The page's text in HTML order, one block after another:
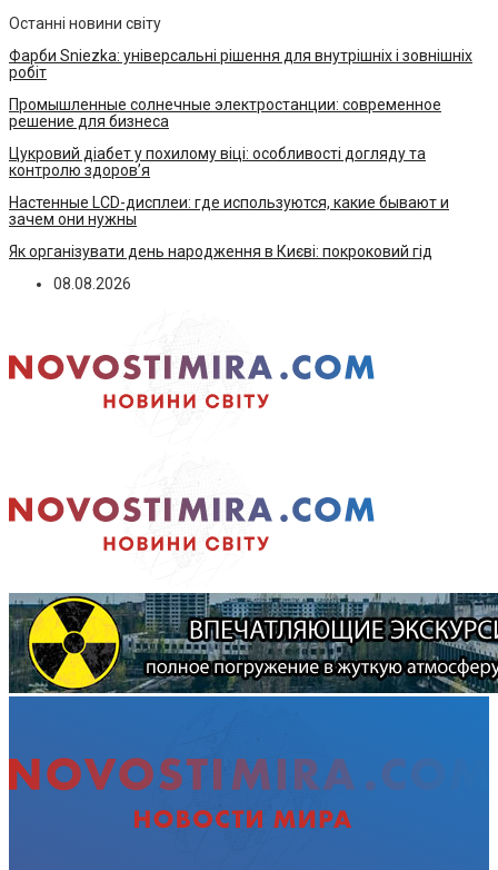
Останні новини світу
Фарби Sniezka: універсальні рішення для внутрішніх і зовнішніх
робіт
Промышленные солнечные электростанции: современное
решение для бизнеса
Цукровий діабет у похилому віці: особливості догляду та
контролю здоров’я
Настенные LCD-дисплеи: где используются, какие бывают и
зачем они нужны
Як організувати день народження в Києві: покроковий гід
08.08.2026